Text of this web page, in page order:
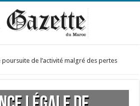
poursuite de l’activité malgré des pertes